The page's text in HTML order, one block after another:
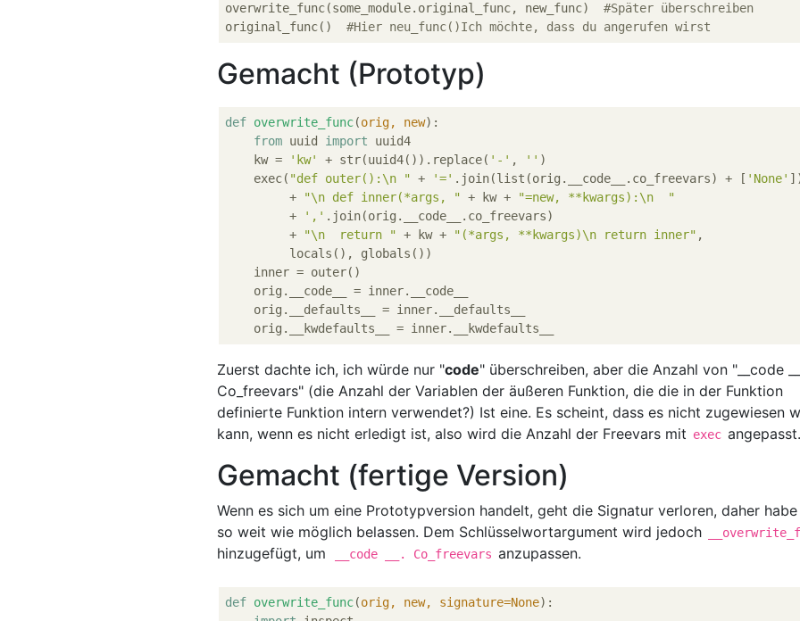
overwrite_func(some_module.original_func, new_func) #Später überschreiben
original_func() #Hier neu_func()Ich möchte, dass du angerufen wirst
Gemacht (Prototyp)
def overwrite_func(orig, new):
from uuid import uuid4
    kw =
'kw' + str(uuid4()).replace( '-' , '' )
    exec(
"def outer():\n " + '=' .join(list(orig.__code__.co_freevars) + [ 'None'
         +
"\n def inner(*args, " + kw + "=new, **kwargs):\n  "
         +
',' .join(orig.__code__.co_freevars)
         +
"\n  return " + kw + "(*args, **kwargs)\n return inner" ,
         locals(), globals())
    inner = outer()
    orig.__code__ = inner.__code__
    orig.__defaults__ = inner.__defaults__
Zuerst dachte ich, ich würde nur "code" überschreiben, aber die Anzahl von "__code
Co_freevars" (die Anzahl der Variablen der äußeren Funktion, die die in der Funktion
definierte Funktion intern verwendet?) Ist eine. Es scheint, dass es nicht zugewiesen
kann, wenn es nicht erledigt ist, also wird die Anzahl der Freevars mit exec
Gemacht (fertige Version)
Wenn es sich um eine Prototypversion handelt, geht die Signatur verloren, daher
so weit wie möglich belassen. Dem Schlüsselwortargument wird jedoch
hinzugefügt, um __code __. Co_freevars anzupassen.
def overwrite_func(orig, new, signature=None):